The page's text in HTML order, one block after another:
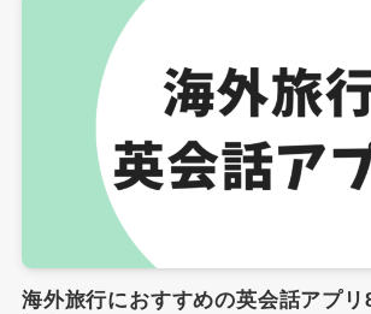
海外旅行におすすめの英会話アプ